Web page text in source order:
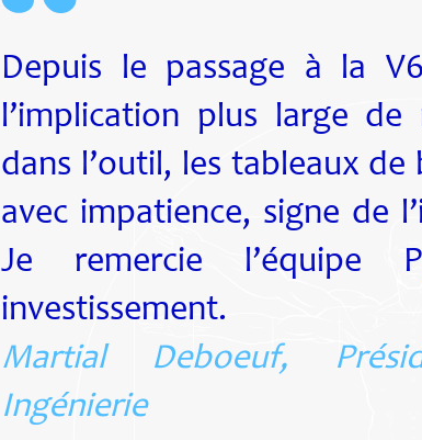
Depuis le passage à la
l’implication plus large de
dans l’outil, les tableaux
avec impatience, signe de
Je remercie l’équipe
investissement.
Martial Deboeuf,
Ingénierie